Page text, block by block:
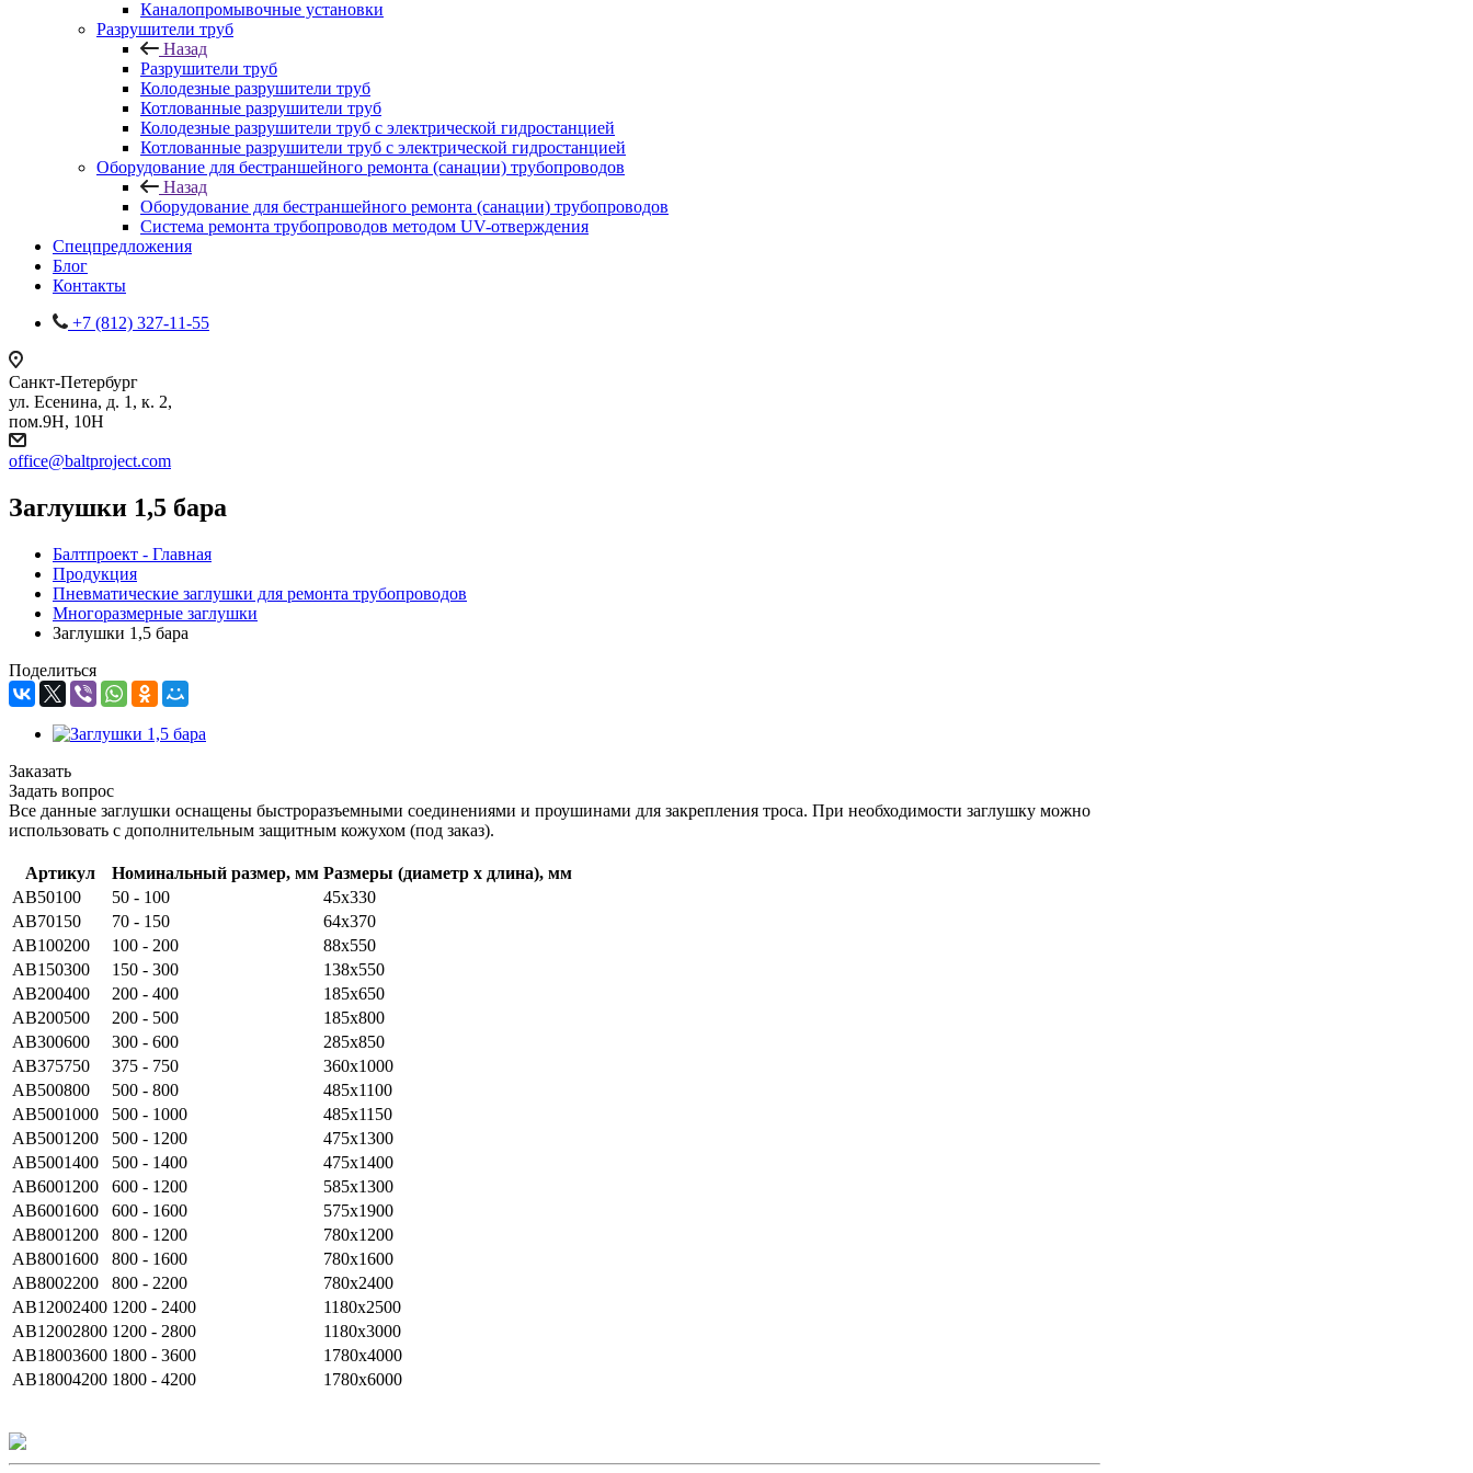
Каналопромывочные установки
Разрушители труб
Назад
Разрушители труб
Колодезные разрушители труб
Котлованные разрушители труб
Колодезные разрушители труб с электрической гидростанцией
Котлованные разрушители труб с электрической гидростанцией
Оборудование для бестраншейного ремонта (санации) трубопроводов
Назад
Оборудование для бестраншейного ремонта (санации) трубопроводов
Система ремонта трубопроводов методом UV-отверждения
Спецпредложения
Блог
Контакты
+7 (812) 327-11-55
Санкт-Петербург
ул. Есенина, д. 1, к. 2,
пом.9Н, 10Н
office@baltproject.com
Заглушки 1,5 бара
Балтпроект - Главная
Продукция
Пневматические заглушки для ремонта трубопроводов
Многоразмерные заглушки
Заглушки 1,5 бара
Поделиться
Заказать
Задать вопрос
Все данные заглушки оснащены быстроразъемными соединениями и проушинами для закрепления троса. При необходимости заглушку можно
использовать с дополнительным защитным кожухом (под заказ).
Артикул Номинальный размер, мм Размеры (диаметр х длина), мм
AB50100
50 - 100
45х330
AB70150
70 - 150
64х370
AB100200
100 - 200
88х550
AB150300
150 - 300
138х550
AB200400
200 - 400
185х650
AB200500
200 - 500
185х800
AB300600
300 - 600
285х850
AB375750
375 - 750
360х1000
AB500800
500 - 800
485х1100
AB5001000
500 - 1000
485х1150
AB5001200
500 - 1200
475х1300
AB5001400
500 - 1400
475х1400
AB6001200
600 - 1200
585х1300
AB6001600
600 - 1600
575х1900
AB8001200
800 - 1200
780х1200
AB8001600
800 - 1600
780х1600
AB8002200
800 - 2200
780х2400
AB12002400 1200 - 2400
1180х2500
AB12002800 1200 - 2800
1180х3000
AB18003600 1800 - 3600
1780х4000
AB18004200 1800 - 4200 1780х6000